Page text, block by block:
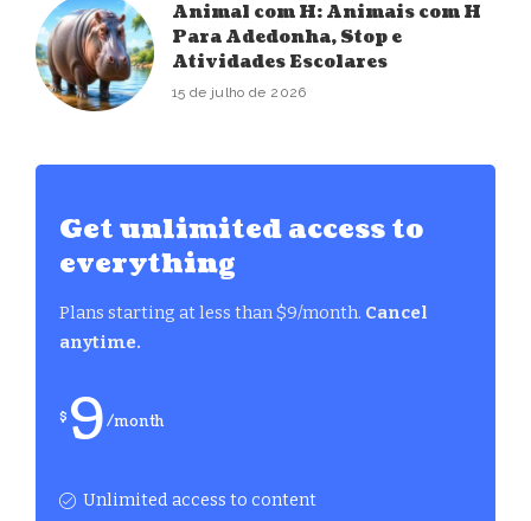
Animal com H: Animais com H
Para Adedonha, Stop e
Atividades Escolares
15 de julho de 2026
Get unlimited access to
everything
Plans starting at less than $9/month. Cancel
anytime.
$ 9/month
Unlimited access to content